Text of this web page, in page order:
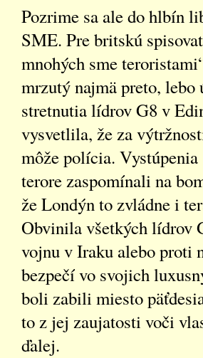
Pozrime sa ale do hlbín
SME. Pre britskú
mnohých sme
mrzutý najmä preto, lebo
stretnutia lídrov G8 v
vysvetlila, že za
môže polícia.
terore zaspomínali na
že Londýn to zvládne i
Obvinila všetkých lídrov
vojnu v Iraku alebo proti
bezpečí vo svojich
boli zabili miesto
to z jej zaujatosti voči
ďalej.